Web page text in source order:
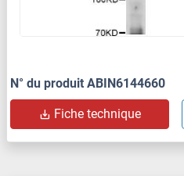
N° du produit ABIN6144660
Fiche technique